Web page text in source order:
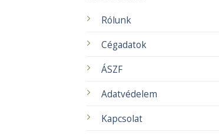
Rólunk
Cégadatok
ÁSZF
Adatvédelem
Kapcsolat